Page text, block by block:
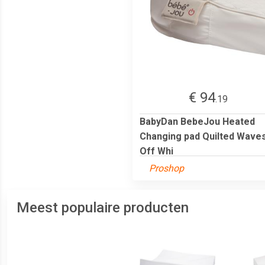
€ 94.19
BabyDan BebeJou Heated
Changing pad Quilted
Off Whi
Proshop
Meest populaire producten